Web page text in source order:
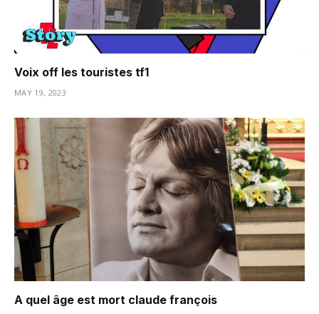
Voix off les touristes tf1
MAY 19, 2023
A quel âge est mort claude françois